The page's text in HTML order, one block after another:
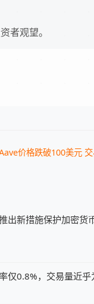
者观望。
价格跌破100美元
出新措施保护加密货
仅0.8%，交易量近乎